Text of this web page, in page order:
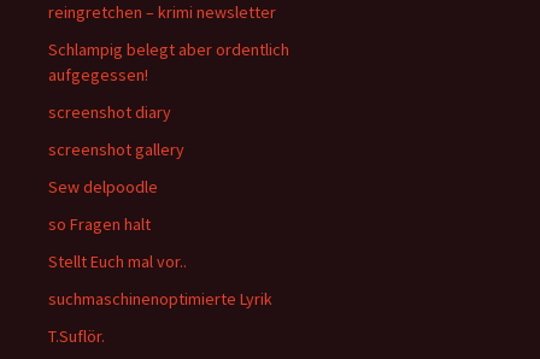
reingretchen – krimi newsletter
Schlampig belegt aber ordentlich
aufgegessen!
screenshot diary
screenshot gallery
Sew delpoodle
so Fragen halt
Stellt Euch mal vor..
suchmaschinenoptimierte Lyrik
T.Suflör.